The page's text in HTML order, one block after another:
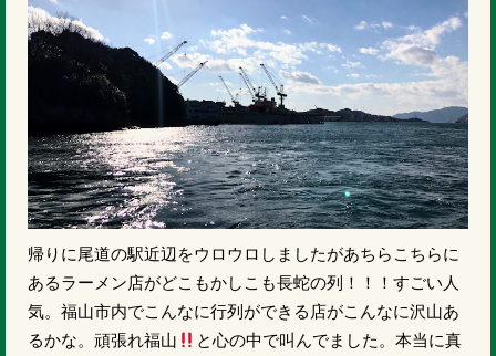
帰りに尾道の駅近辺をウロウロしましたがあちらこちらに
あるラーメン店がどこもかしこも長蛇の列！！！すごい人
気。福山市内でこんなに行列ができる店がこんなに沢山あ
るかな。頑張れ福山
と心の中で叫んでました。本当に真